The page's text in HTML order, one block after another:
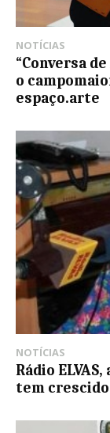
NOTÍCIAS
“Conversa
o
espaço.arte
NOTÍCIAS
Rádio
tem